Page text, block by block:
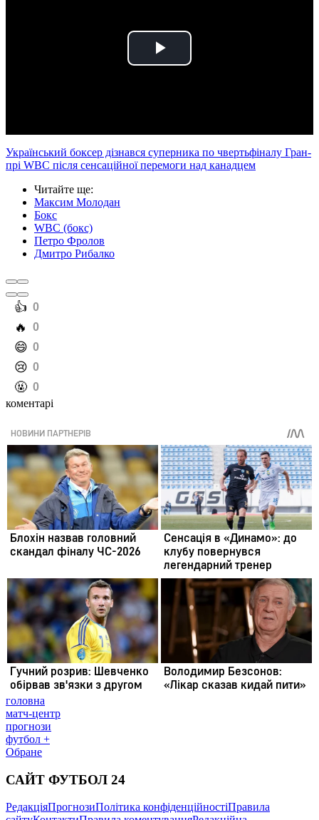
Play
Український боксер дізнався суперника по чвертьфіналу Гран-
прі WBC після сенсаційної перемоги над канадцем
Читайте ще:
Максим Молодан
Бокс
WBC (бокс)
Петро Фролов
Дмитро Рибалко
️👍 0
️🔥 0
️😄 0
️😢 0
️🤬 0
коментарі
головна
матч-центр
прогнози
футбол +
Обране
САЙТ ФУТБОЛ 24
РедакціяПрогнозиПолітика конфіденційностіПравила